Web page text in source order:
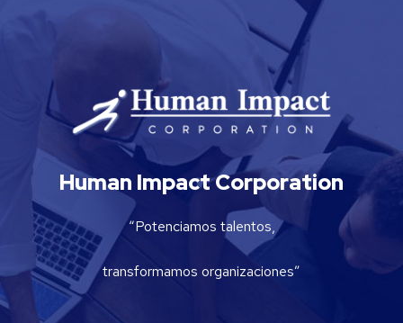
Human Impact Corporation
“Potenciamos talentos,
transformamos organizaciones”